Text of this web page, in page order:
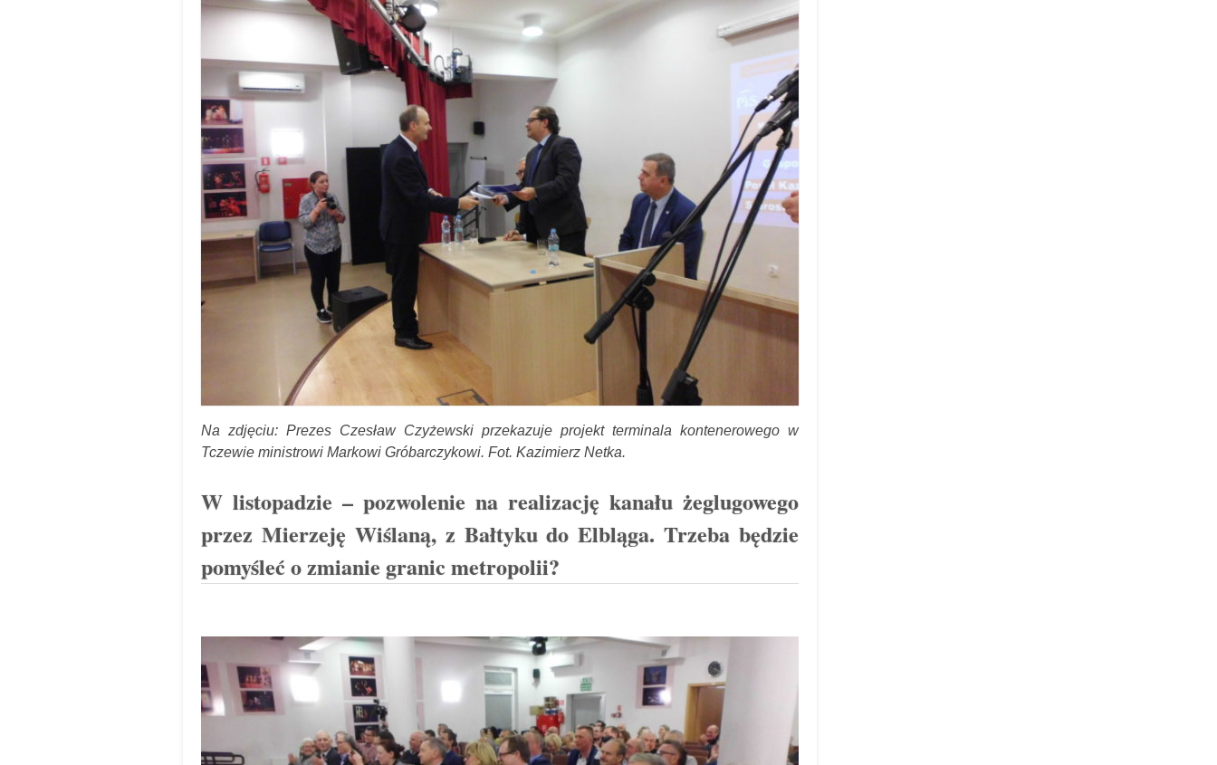
Na zdjęciu: Prezes Czesław Czyżewski przekazuje projekt terminala kontenerowego w
Tczewie ministrowi Markowi Gróbarczykowi. Fot. Kazimierz Netka.
W listopadzie – pozwolenie na realizację kanału żeglugowego
przez Mierzeję Wiślaną, z Bałtyku do Elbląga. Trzeba będzie
pomyśleć o zmianie granic metropolii?